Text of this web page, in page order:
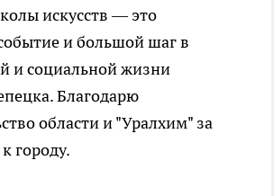
искусств — это
и большой шаг в
и социальной жизни
Благодарю
области и "Уралхим" за
городу.